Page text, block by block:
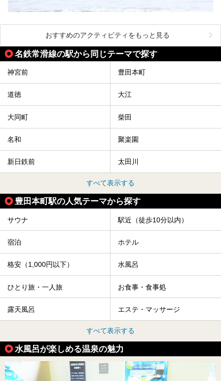
おすすめのアクティビティをもっと見る
名鉄常滑線の駅から同じテーマで探す
神宮前 豊田本町
道徳 大江
大同町 柴田
名和 聚楽園
新日鉄前 太田川
すべて表示する
豊田本町駅の人気テーマから探す
サウナ 駅近（徒歩10分以内）
宿泊 ホテル
格安（1,000円以下） 水風呂
ひとり旅・一人旅 お食事・食事処
露天風呂 エステ・マッサージ
すべて表示する
水風呂が楽しめる温泉の魅力